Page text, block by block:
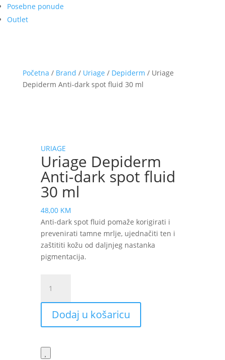
Posebne ponude
Outlet
Početna / Brand / Uriage / Depiderm / Uriage
Depiderm Anti-dark spot fluid 30 ml
URIAGE
Uriage Depiderm
Anti-dark spot fluid
30 ml
48,00 KM
Anti-dark spot fluid pomaže korigirati i
prevenirati tamne mrlje, ujednačiti ten i
zaštititi kožu od daljnjeg nastanka
pigmentacija.
Depiderm
Anti-
dark
spot
30
Dodaj u košaricu